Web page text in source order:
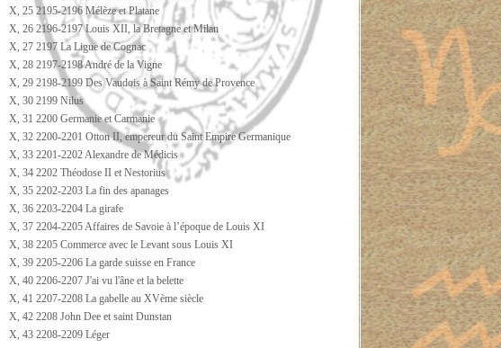
X, 25 2195-2196 Mélèze et Platane
X, 26 2196-2197 Louis XII, la Bretagne et Milan
X, 27 2197 La Ligue de Cognac
X, 28 2197-2198 André de la Vigne
X, 29 2198-2199 Des Vaudois à Saint Rémy de Provence
X, 30 2199 Nilus
X, 31 2200 Germanie et Carmanie
X, 32 2200-2201 Otton II, empereur du Saint Empire Germanique
X, 33 2201-2202 Alexandre de Médicis
X, 34 2202 Théodose II et Nestorius
X, 35 2202-2203 La fin des apanages
X, 36 2203-2204 La girafe
X, 37 2204-2205 Affaires de Savoie à l’époque de Louis XI
X, 38 2205 Commerce avec le Levant sous Louis XI
X, 39 2205-2206 La garde suisse en France
X, 40 2206-2207 J'ai vu l'âne et la belette
X, 41 2207-2208 La gabelle au XVème siècle
X, 42 2208 John Dee et saint Dunstan
X, 43 2208-2209 Léger